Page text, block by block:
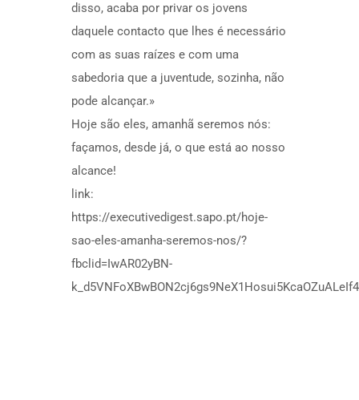
disso, acaba por privar os jovens
daquele contacto que lhes é necessário
com as suas raízes e com uma
sabedoria que a juventude, sozinha, não
pode alcançar.»
Hoje são eles, amanhã seremos nós:
façamos, desde já, o que está ao nosso
alcance!
link:
https://executivedigest.sapo.pt/hoje-
sao-eles-amanha-seremos-nos/?
fbclid=IwAR02yBN-